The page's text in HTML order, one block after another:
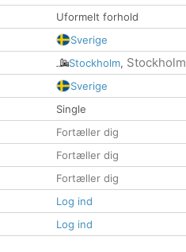
Uformelt forhold
Sverige
Stockholm, Stockholm
Sverige
Single
Fortæller dig
Fortæller dig
Fortæller dig
Log ind
Log ind